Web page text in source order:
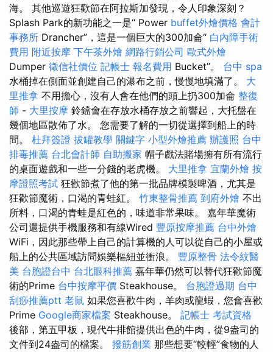
海。 其他巡遊狂歡節在阿拉斯加發現，令人印象深刻？
Splash Park的新功能之一是“ Power buffet外燴價格 會計
事務所 Drancher”，這是一個巨大的300加侖“ 白內障手術
費用 附近按摩 下午茶外燴 網路行銷公司 歐式外燴
Dumper 徵信社價位 記帳士 報名費用 Bucket”。 台中 spa
水桶掉在側面並創建自己的瀑布之前，慢慢地填滿了。 大
里推拿 不用擔心，沒有人會在他們的頭上扔300加侖 整復
師 - 大里按摩 鈴鐺會在存放水桶存放之前響起，大托盤在
幾個地區散佈了水。 您需要了解的一切從選擇到船上的時
間。 杜拜簽證 拔罐教學 關鍵字 小型外燴推薦 辦護照 台中
排毒推薦 台北會計師 自助搬家 帽子戲法賭場擁有所有流行
的桌面遊戲和一些一分錢的老虎機。 大里推拿 宜蘭外燴 按
摩證照考試 狂歡節煮了他的第一批品牌模製啤酒，尤其是
狂歡節魔術，口渴的青蛙紅。 竹東整骨推薦 到府外燴 不出
所料，口渴的青蛙是紅色的，味道非常果味。 嘉年華魔術
公司還提供手機服務和有線Wired 豐原按摩推薦 台中外燴
WiFi，因此那些帶上自己的計算機的人可以從自己的小屋或
船上的公共區域訪問娛樂樞紐並衝浪。 豐原整骨 法令紋醫
美 台胞證台中 台北眼科推薦 嘉年華仍然可以替代狂歡節魔
術的Prime 台中按摩平價 Steakhouse。 台胞證過期 台中
刮痧推薦ptt 老鼠 如果您喜歡牛肉，羊肉或龍蝦，您會喜歡
Prime Google商家檔案 Steakhouse。 記帳士 考試資格
後部，第五甲板，現代牛排館提供出色的牛肉，從9盎司的
文件到24盎司的檔案。 撥筋創業 那些想要“較輕”食物的人